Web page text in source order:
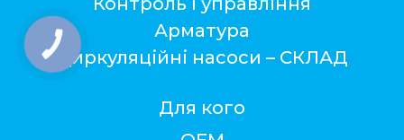
Арматура
Циркуляційні насоси – СКЛАД
Для кого
КНОПКА
ЗВ'ЯЗКУ